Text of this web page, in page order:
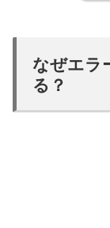
なぜエラ
る？